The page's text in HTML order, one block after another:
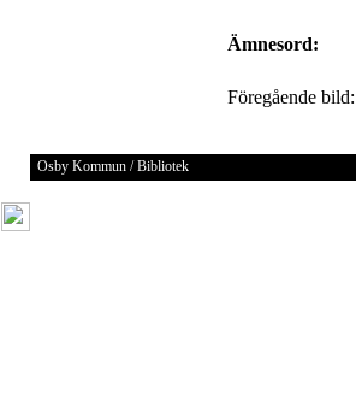
Ämnesord:
Föregående bild:
Osby Kommun / Bibliotek